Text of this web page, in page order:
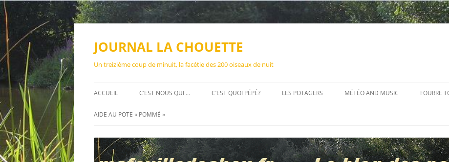
Aller
JOURNAL LA CHOUETTE
Un treizième coup de minuit, la facétie des 200 oiseaux de nuit
ACCUEIL C’EST NOUS QUI … C’EST QUOI PÉPÉ? LES POTAGERS MÉTÉO AND MUSIC FOURRE
AIDE AU POTE « POMMÉ »